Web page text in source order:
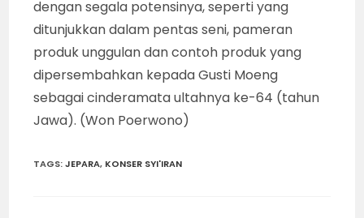
dengan segala potensinya, seperti yang
ditunjukkan dalam pentas seni, pameran
produk unggulan dan contoh produk yang
dipersembahkan kepada Gusti Moeng
sebagai cinderamata ultahnya ke-64 (tahun
Jawa). (Won Poerwono)
TAGS:JEPARA, KONSER SYI'IRAN